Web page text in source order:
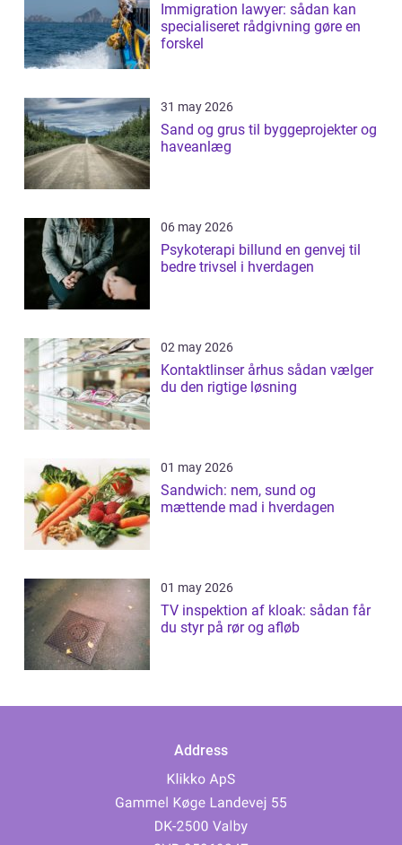
Immigration lawyer: sådan kan
specialiseret rådgivning gøre en
forskel
31 may 2026
Sand og grus til byggeprojekter og
haveanlæg
06 may 2026
Psykoterapi billund en genvej til
bedre trivsel i hverdagen
02 may 2026
Kontaktlinser århus sådan vælger
du den rigtige løsning
01 may 2026
Sandwich: nem, sund og
mættende mad i hverdagen
01 may 2026
TV inspektion af kloak: sådan får
du styr på rør og afløb
Address